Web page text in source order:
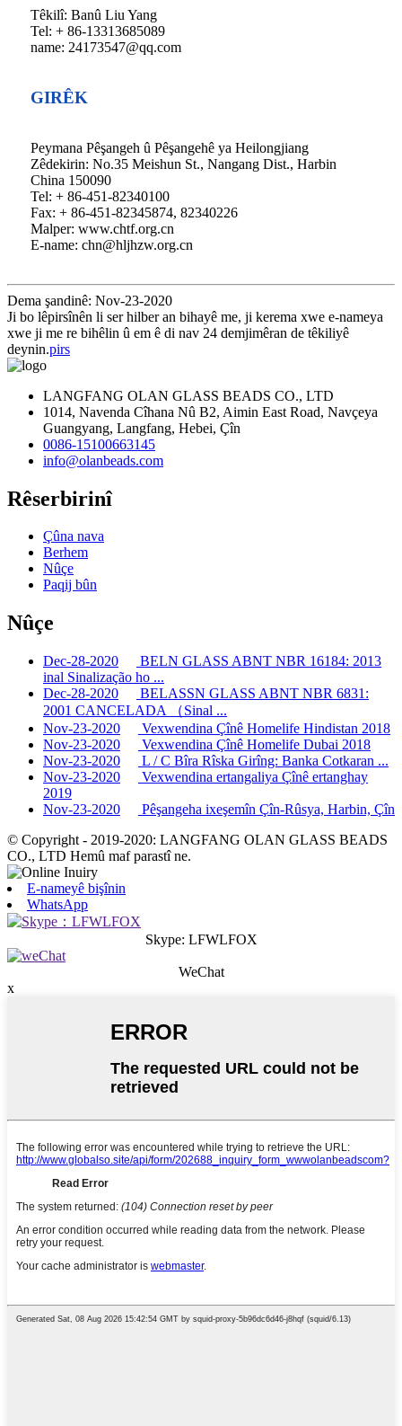
Têkilî: Banû Liu Yang
Tel: + 86-13313685089
name: 24173547@qq.com
GIRÊK
Peymana Pêşangeh û Pêşangehê ya Heilongjiang
Zêdekirin: No.35 Meishun St., Nangang Dist., Harbin
China 150090
Tel: + 86-451-82340100
Fax: + 86-451-82345874, 82340226
Malper: www.chtf.org.cn
E-name: chn@hljhzw.org.cn
Dema şandinê: Nov-23-2020
Ji bo lêpirsînên li ser hilber an bihayê me, ji kerema xwe e-nameya
xwe ji me re bihêlin û em ê di nav 24 demjimêran de têkiliyê
deynin.pirs
LANGFANG OLAN GLASS BEADS CO., LTD
1014, Navenda Cîhana Nû B2, Aimin East Road, Navçeya
Guangyang, Langfang, Hebei, Çîn
0086-15100663145
info@olanbeads.com
Rêserbirinî
Çûna nava
Berhem
Nûçe
Paqij bûn
Nûçe
Dec-28-2020
BELN GLASS ABNT NBR 16184: 2013
inal Sinalização ho ...
Dec-28-2020
BELASSN GLASS ABNT NBR 6831:
2001 CANCELADA （Sinal ...
Nov-23-2020
Vexwendina Çînê Homelife Hindistan 2018
Nov-23-2020
Vexwendina Çînê Homelife Dubai 2018
Nov-23-2020
L / C Bîra Rîska Girîng: Banka Cotkaran ...
Nov-23-2020
Vexwendina ertangaliya Çînê ertanghay
2019
Nov-23-2020
Pêşangeha ixeşemîn Çîn-Rûsya, Harbin, Çîn
© Copyright - 2019-2020: LANGFANG OLAN GLASS BEADS
CO., LTD Hemû maf parastî ne.
E-nameyê bişînin
WhatsApp
Skype: LFWLFOX
WeChat
x